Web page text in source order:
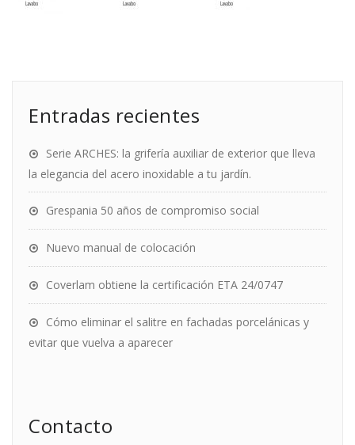
Entradas recientes
Serie ARCHES: la grifería auxiliar de exterior que lleva
la elegancia del acero inoxidable a tu jardín.
Grespania 50 años de compromiso social
Nuevo manual de colocación
Coverlam obtiene la certificación ETA 24/0747
Cómo eliminar el salitre en fachadas porcelánicas y
evitar que vuelva a aparecer
Contacto